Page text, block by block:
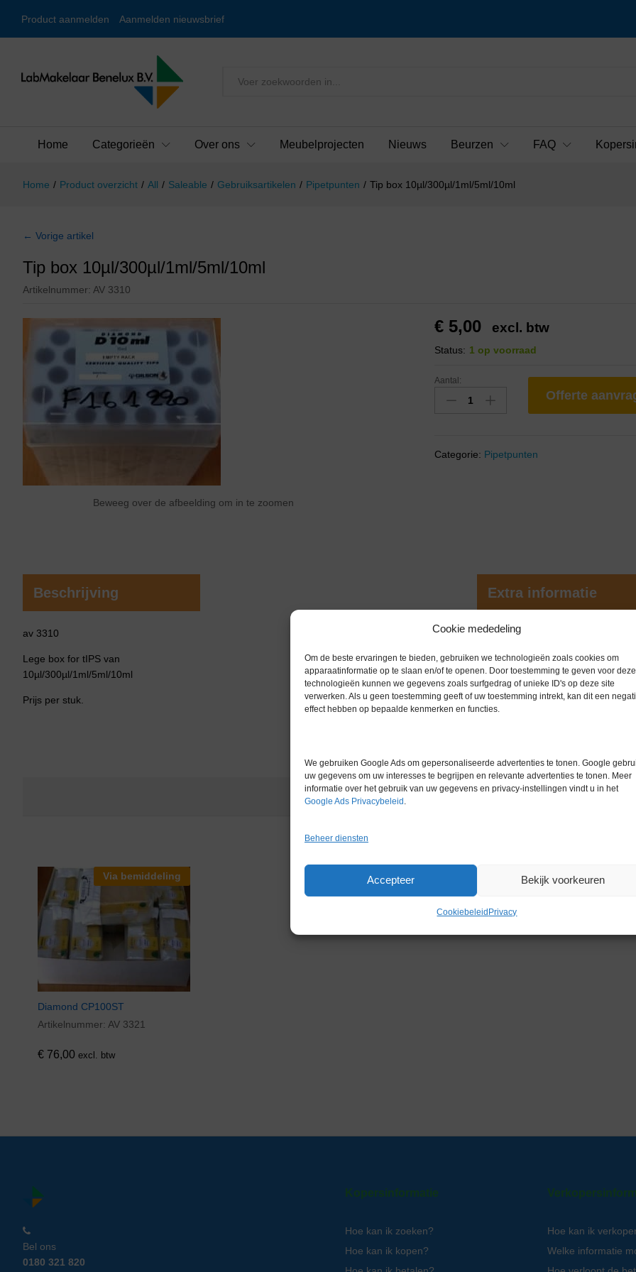
Cookie mededeling
Om de beste ervaringen te bieden, gebruiken we technologieën zoals cookies om
apparaatinformatie op te slaan en/of te openen. Door toestemming te geven voor deze
technologieën kunnen we gegevens zoals surfgedrag of unieke ID's op deze site
verwerken. Als u geen toestemming geeft of uw toestemming intrekt, kan dit een
effect hebben op bepaalde kenmerken en functies.
We gebruiken Google Ads om gepersonaliseerde advertenties te tonen. Google
uw gegevens om uw interesses te begrijpen en relevante advertenties te tonen. Meer
informatie over het gebruik van uw gegevens en privacy-instellingen vindt u in het
Google Ads Privacybeleid .
Beheer diensten
Accepteer Bekijk voorkeuren
CookiebeleidPrivacy
Product aanmelden Aanmelden nieuwsbrief
Alles
Home Categorieën Over ons Meubelprojecten Nieuws Beurzen FAQ
Home / Product overzicht / All / Saleable / Gebruiksartikelen / Pipetpunten / Tip box 10µl/300µl/1ml/5ml/10ml
← Vorige artikel
Tip box 10µl/300µl/1ml/5ml/10ml
Artikelnummer: AV 3310
Beweeg over de afbeelding om in te zoomen
€ 5,00 excl. btw
Status: 1 op voorraad
Aantal:
Offerte
Categorie: Pipetpunten
Beschrijving
av 3310
Lege box for tIPS van
10µl/300µl/1ml/5ml/10ml
Prijs per stuk.
Extra informatie
Gewicht
Garantie 1 maand
Conditie Nieuw in
Gerelateerde producten
Via bemiddeling
Diamond CP100ST
Artikelnummer: AV 3321
€ 76,00 excl. btw
Bel ons
0180 321 820
Kopersinformatie
Hoe kan ik zoeken?
Hoe kan ik kopen?
Hoe kan ik
Welke informatie